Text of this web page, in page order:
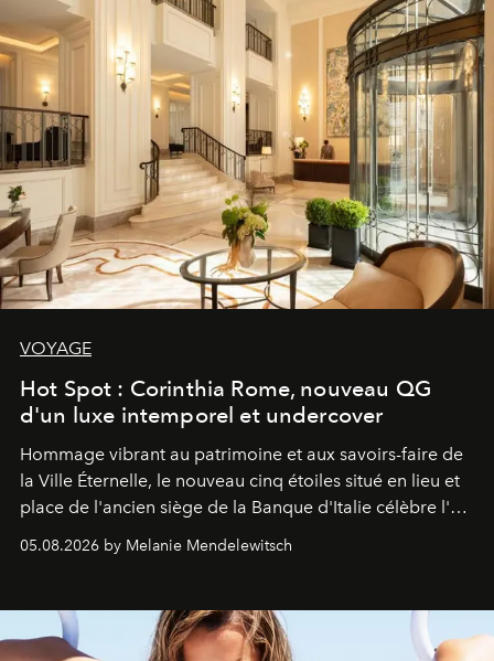
VOYAGE
Hot Spot : Corinthia Rome, nouveau QG
d'un luxe intemporel et undercover
Hommage vibrant au patrimoine et aux savoirs-faire de
la Ville Éternelle, le nouveau cinq étoiles situé en lieu et
place de l'ancien siège de la Banque d'Italie célèbre l'art
de vivre Romain dans toute son élégance intemporelle.
05.08.2026 by Melanie Mendelewitsch